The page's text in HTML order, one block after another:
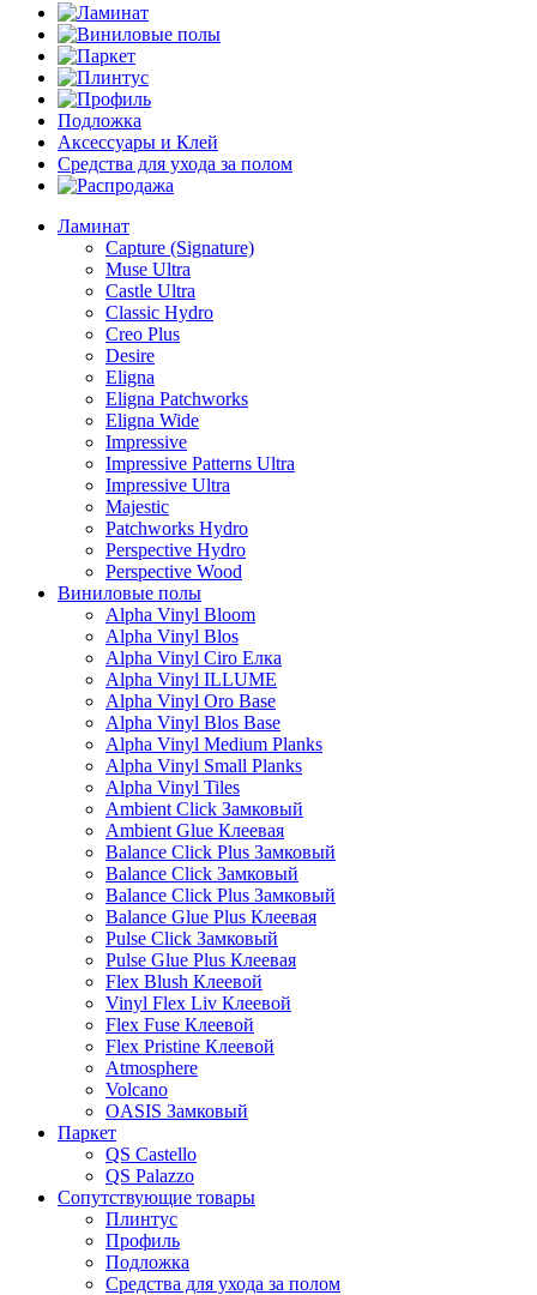
Ламинат
Виниловые полы
Паркет
Плинтус
Профиль
Подложка
Аксессуары и Клей
Средства для ухода за полом
Распродажа
Ламинат
Capture (Signature)
Muse Ultra
Castle Ultra
Classic Hydro
Creo Plus
Desire
Eligna
Eligna Patchworks
Eligna Wide
Impressive
Impressive Patterns Ultra
Impressive Ultra
Majestic
Patchworks Hydro
Perspective Hydro
Perspective Wood
Виниловые полы
Alpha Vinyl Bloom
Alpha Vinyl Blos
Alpha Vinyl Ciro Елка
Alpha Vinyl ILLUME
Alpha Vinyl Oro Base
Alpha Vinyl Blos Base
Alpha Vinyl Medium Planks
Alpha Vinyl Small Planks
Alpha Vinyl Tiles
Ambient Click Замковый
Ambient Glue Клеевая
Balance Click Plus Замковый
Balance Click Замковый
Balance Click Plus Замковый
Balance Glue Plus Клеевая
Pulse Click Замковый
Pulse Glue Plus Клеевая
Flex Blush Клеевой
Vinyl Flex Liv Клеевой
Flex Fuse Клеевой
Flex Pristine Клеевой
Atmosphere
Volcano
OASIS Замковый
Паркет
QS Castello
QS Palazzo
Сопутствующие товары
Плинтус
Профиль
Подложка
Средства для ухода за полом